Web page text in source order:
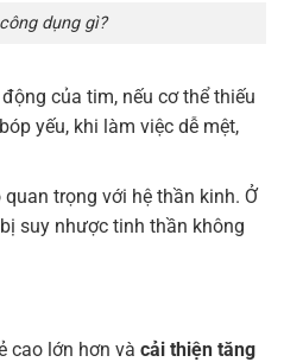
dụng gì?
của tim, nếu cơ thể thiếu
yếu, khi làm việc dễ mệt,
trọng với hệ thần kinh. Ở
suy nhược tinh thần không
cao lớn hơn và cải thiện tăng